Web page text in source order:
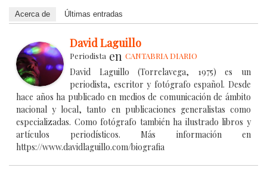
Acerca de Últimas entradas
David Laguillo
Periodista en CANTABRIA DIARIO
David Laguillo (Torrelavega, 1975) es un
periodista, escritor y fotógrafo español. Desde
hace años ha publicado en medios de comunicación de ámbito
nacional y local, tanto en publicaciones generalistas como
especializadas. Como fotógrafo también ha ilustrado libros y
artículos periodísticos. Más información en
https://www.davidlaguillo.com/biografia